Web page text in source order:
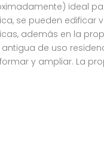
ideal
se pueden edificar
además en la
de uso
y ampliar. La